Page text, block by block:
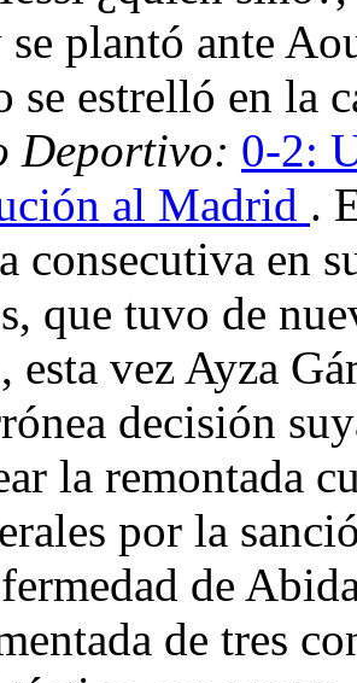
plantó ante
se estrelló en la
Deportivo: 0-2:
al Madrid .
consecutiva en
que tuvo de
esta vez Ayza
decisión
la remontada
por la
de
de tres